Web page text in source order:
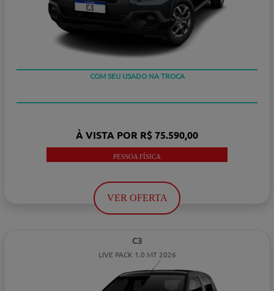
COM SEU USADO NA TROCA
À VISTA POR R$ 75.590,00
PESSOA FÍSICA
VER OFERTA
C3
LIVE PACK 1.0 MT 2026